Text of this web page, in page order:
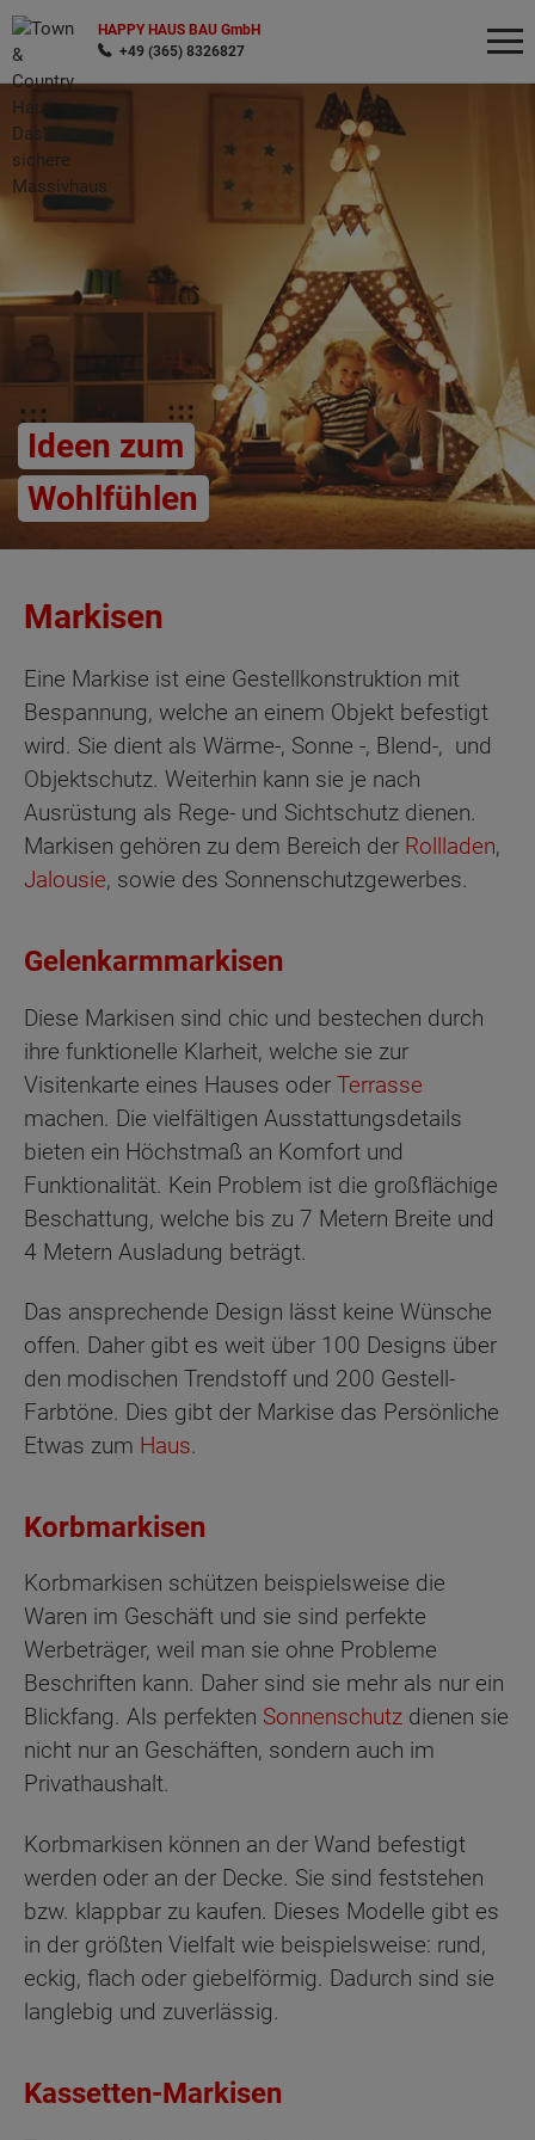
HAPPY HAUS BAU GmbH
+49 (365) 8326827
Ideen zum
Wohlfühlen
Markisen
Eine Markise ist eine Gestellkonstruktion mit
Bespannung, welche an einem Objekt befestigt
wird. Sie dient als Wärme-, Sonne -, Blend-, und
Objektschutz. Weiterhin kann sie je nach
Ausrüstung als Rege- und Sichtschutz dienen.
Markisen gehören zu dem Bereich der Rollladen,
Jalousie, sowie des Sonnenschutzgewerbes.
Gelenkarmmarkisen
Diese Markisen sind chic und bestechen durch
ihre funktionelle Klarheit, welche sie zur
Visitenkarte eines Hauses oder Terrasse
machen. Die vielfältigen Ausstattungsdetails
bieten ein Höchstmaß an Komfort und
Funktionalität. Kein Problem ist die großflächige
Beschattung, welche bis zu 7 Metern Breite und
4 Metern Ausladung beträgt.
Das ansprechende Design lässt keine Wünsche
offen. Daher gibt es weit über 100 Designs über
den modischen Trendstoff und 200 Gestell-
Farbtöne. Dies gibt der Markise das Persönliche
Etwas zum Haus.
Korbmarkisen
Korbmarkisen schützen beispielsweise die
Waren im Geschäft und sie sind perfekte
Werbeträger, weil man sie ohne Probleme
Beschriften kann. Daher sind sie mehr als nur ein
Blickfang. Als perfekten Sonnenschutz dienen sie
nicht nur an Geschäften, sondern auch im
Privathaushalt.
Korbmarkisen können an der Wand befestigt
werden oder an der Decke. Sie sind feststehen
bzw. klappbar zu kaufen. Dieses Modelle gibt es
in der größten Vielfalt wie beispielsweise: rund,
eckig, flach oder giebelförmig. Dadurch sind sie
langlebig und zuverlässig.
Kassetten-Markisen
Wonach möchten Sie suchen?